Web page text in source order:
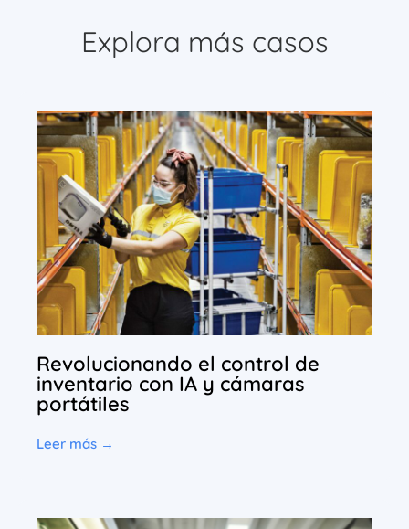
Explora más casos
Revolucionando el control de
inventario con IA y cámaras
portátiles
Leer más →